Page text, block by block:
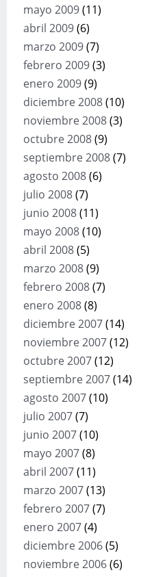
mayo 2009(11)
abril 2009(6)
marzo 2009(7)
febrero 2009(3)
enero 2009(9)
diciembre 2008(10)
noviembre 2008(3)
octubre 2008(9)
septiembre 2008(7)
agosto 2008(6)
julio 2008(7)
junio 2008(11)
mayo 2008(10)
abril 2008(5)
marzo 2008(9)
febrero 2008(7)
enero 2008(8)
diciembre 2007(14)
noviembre 2007(12)
octubre 2007(12)
septiembre 2007(14)
agosto 2007(10)
julio 2007(7)
junio 2007(10)
mayo 2007(8)
abril 2007(11)
marzo 2007(13)
febrero 2007(7)
enero 2007(4)
diciembre 2006(5)
noviembre 2006(6)